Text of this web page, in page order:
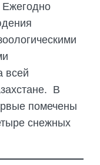
Ежегодно
всей
В
помечены
снежных